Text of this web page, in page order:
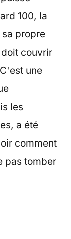
100, la
propre
couvrir
une
les
a été
comment
pas tomber